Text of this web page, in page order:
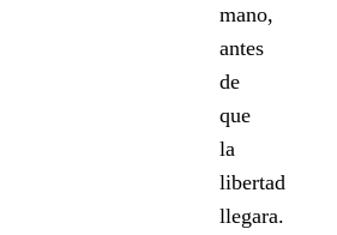
mano,
antes
de
que
la
libertad
llegara.